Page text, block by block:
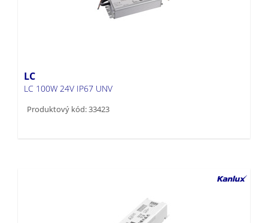
LC
LC 100W 24V IP67 UNV
Produktový kód: 33423